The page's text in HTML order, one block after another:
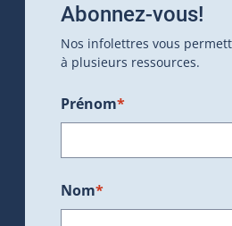
Abonnez-vous!
Nos infolettres vous
à plusieurs ressources.
Prénom*
Nom*